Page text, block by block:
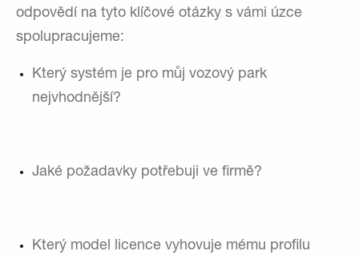
odpovědí na tyto klíčové otázky s vámi úzce
spolupracujeme:
Který systém je pro můj vozový park
nejvhodnější?
Jaké požadavky potřebuji ve firmě?
Který model licence vyhovuje mému profilu